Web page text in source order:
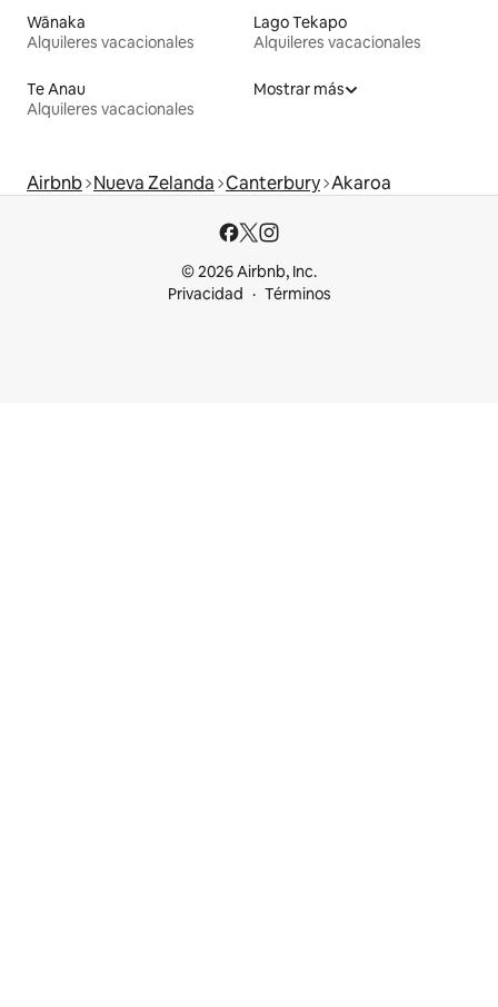
Wānaka
Alquileres vacacionales
Lago Tekapo
Alquileres vacacionales
Te Anau
Alquileres vacacionales
Mostrar más
Airbnb Nueva Zelanda Canterbury Akaroa
© 2026 Airbnb, Inc.
Privacidad
Términos